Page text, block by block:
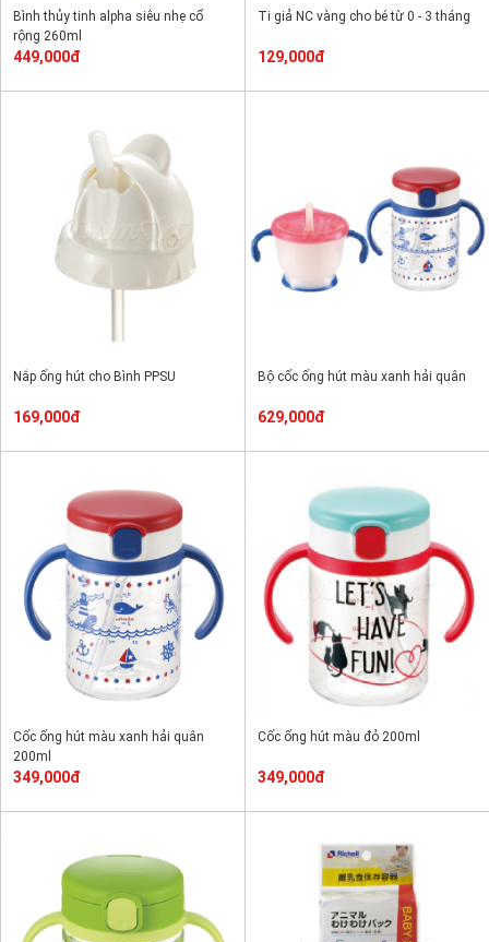
Bình thủy tinh alpha siêu nhẹ cổ
rộng 260ml
449,000đ
Ti giả NC vàng cho bé từ 0 - 3 tháng
129,000đ
Nắp ống hút cho Bình PPSU
169,000đ
Bộ cốc ống hút màu xanh hải quân
629,000đ
Cốc ống hút màu xanh hải quân
200ml
349,000đ
Cốc ống hút màu đỏ 200ml
349,000đ